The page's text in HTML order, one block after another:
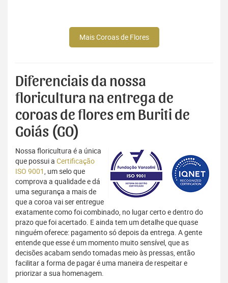
Mais Coroas de Flores
Diferenciais da nossa
floricultura na entrega de
coroas de flores em Buriti de
Goiás (GO)
Nossa floricultura é a única
que possui a Certificação
ISO 9001, um selo que
comprova a qualidade e dá
uma segurança a mais de
que a coroa vai ser entregue
exatamente como foi combinado, no lugar certo e dentro do
prazo que foi acertado. E ainda tem um detalhe que quase
ninguém oferece: pagamento só depois da entrega. A gente
entende que esse é um momento muito sensível, que as
decisões acabam sendo tomadas meio às pressas, então
facilitar a forma de pagar é uma maneira de respeitar e
priorizar a sua homenagem.